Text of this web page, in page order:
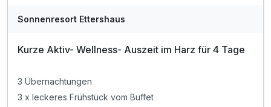
Sonnenresort Ettershaus
Kurze Aktiv- Wellness- Auszeit im Harz für 4 Tage
3 Übernachtungen
3 x leckeres Frühstück vom Buffet